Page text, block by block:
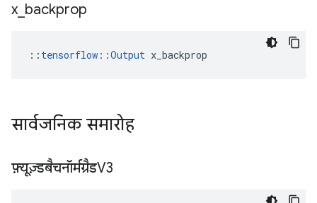
x backprop
:: tensorflow::Output x_backprop
सार्वजनिक समारोह
फ़्यूज़्डबैचनॉर्मग्रैडV3